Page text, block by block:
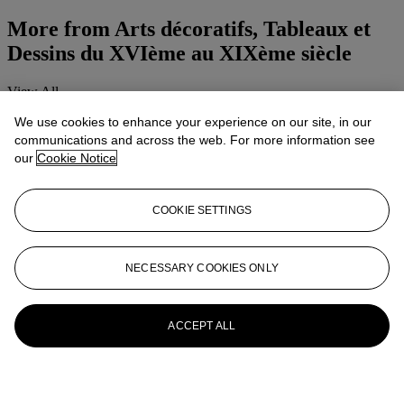
More fromArts décoratifs, Tableaux et
Dessins du XVIème au XIXème siècle
View All
We use cookies to enhance your experience on our site, in our
communications and across the web. For more information see
our Cookie Notice
COOKIE SETTINGS
NECESSARY COOKIES ONLY
ACCEPT ALL